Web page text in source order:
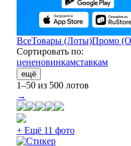
ВсеТовары (Лоты)Промо
Сортировать по:
цененовинкамставкам
ещё
1–50 из 500 лотов
→
+ Ещё 11 фото